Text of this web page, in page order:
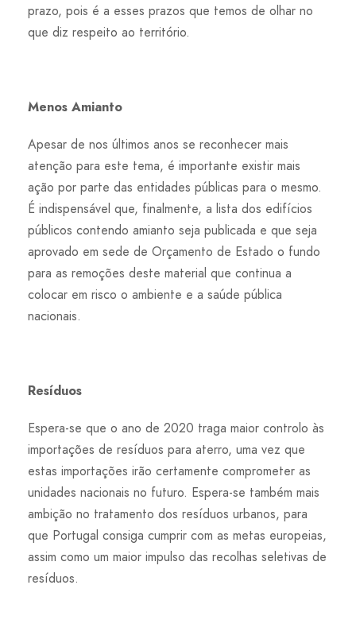
prazo, pois é a esses prazos que temos de olhar no
que diz respeito ao território.
Menos Amianto
Apesar de nos últimos anos se reconhecer mais
atenção para este tema, é importante existir mais
ação por parte das entidades públicas para o mesmo.
É indispensável que, finalmente, a lista dos edifícios
públicos contendo amianto seja publicada e que seja
aprovado em sede de Orçamento de Estado o fundo
para as remoções deste material que continua a
colocar em risco o ambiente e a saúde pública
nacionais.
Resíduos
Espera-se que o ano de 2020 traga maior controlo às
importações de resíduos para aterro, uma vez que
estas importações irão certamente comprometer as
unidades nacionais no futuro. Espera-se também mais
ambição no tratamento dos resíduos urbanos, para
que Portugal consiga cumprir com as metas europeias,
assim como um maior impulso das recolhas seletivas de
resíduos.